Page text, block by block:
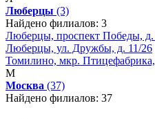
Люберцы (3)
Найдено филиалов: 3
Люберцы, проспект Победы, д.
Люберцы, ул. Дружбы, д. 11/26
Томилино, мкр.
М
Москва (37)
Найдено филиалов: 37